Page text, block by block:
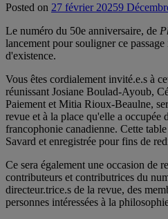
Posted on 27 février 20259
Le numéro du 50e anniversaire, de
lancement pour souligner ce
d'existence.
Vous êtes cordialement invité.e.s à
réunissant Josiane Boulad-Ayoub,
Paiement et Mitia Rioux-Beaulne,
revue et à la place qu'elle a occupée
francophonie canadienne. Cette
Savard et enregistrée pour fins de
Ce sera également une occasion de
contributeurs et contributrices du
directeur.trice.s de la revue, des
personnes intéressées à la